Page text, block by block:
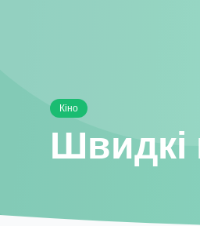
Кіно
Швидкі